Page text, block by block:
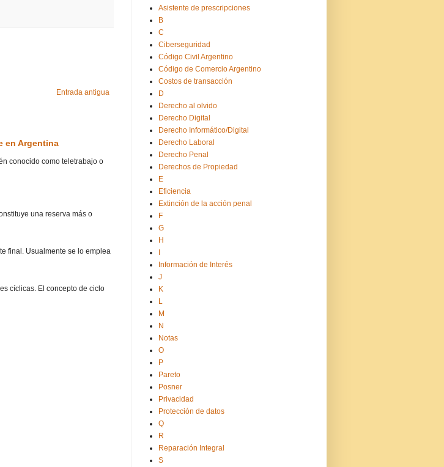
Entrada antigua
en Argentina
conocido como teletrabajo o
una reserva más o
final. Usualmente se lo emplea
cíclicas. El concepto de ciclo
Asistente de prescripciones
B
C
Ciberseguridad
Código Civil Argentino
Código de Comercio Argentino
Costos de transacción
D
Derecho al olvido
Derecho Digital
Derecho Informático/Digital
Derecho Laboral
Derecho Penal
Derechos de Propiedad
E
Eficiencia
Extinción de la acción penal
F
G
H
Información de Interés
J
K
L
M
N
Notas
O
P
Pareto
Posner
Privacidad
Protección de datos
Q
R
Reparación Integral
S